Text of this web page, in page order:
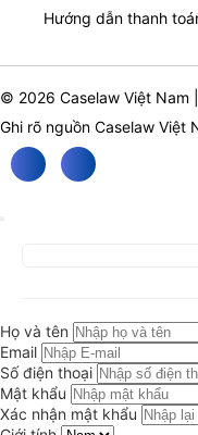
Hướng dẫn thanh
© 2026 Caselaw Việt Nam
Ghi rõ nguồn Caselaw Việt
Họ và tên
Email
Số điện thoại
Mật khẩu
Xác nhận mật khẩu